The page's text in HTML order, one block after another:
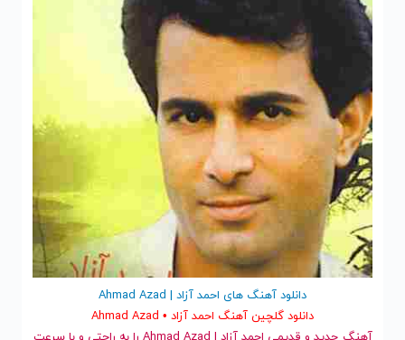
دانلود آهنگ های احمد آزاد | Ahmad Azad
دانلود گلچین آهنگ احمد آزاد • Ahmad Azad